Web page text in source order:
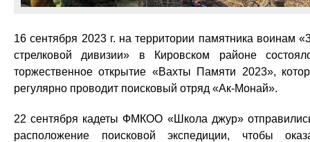
16 сентября 2023 г. на территории памятника воинам
стрелковой дивизии» в Кировском районе
торжественное открытие «Вахты Памяти 2023»,
регулярно проводит поисковый отряд «Ак-Монай».
22 сентября кадеты ФМКОО «Школа джур»
расположение поисковой экспедиции, чтобы